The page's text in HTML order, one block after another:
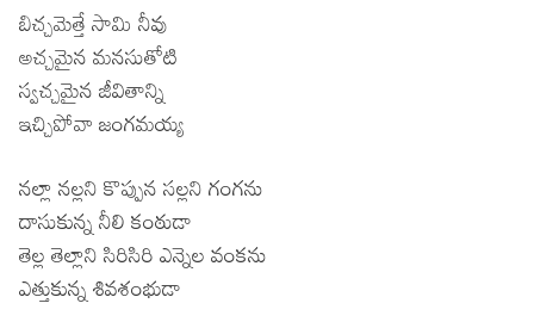
బిచ్చమెత్తే సామి నీవు
అచ్చమైన మనసుతోటి
స్వచ్చమైన జీవితాన్ని
ఇచ్చిపోవా జంగమయ్య
నల్లా నల్లని కొప్పున సల్లని గంగను
దాసుకున్న నీలి కంఠుడా
తెల్ల తెల్లాని సిరిసిరి ఎన్నెల వంకను
ఎత్తుకున్న శివశంభుడా